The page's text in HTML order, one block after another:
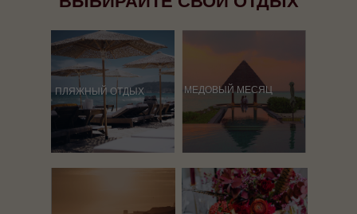
ПЛЯЖНЫЙ ОТДЫХ МЕДОВЫЙ МЕСЯЦ